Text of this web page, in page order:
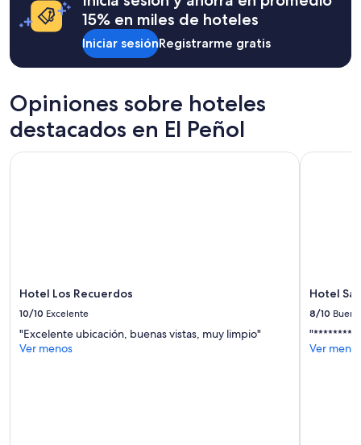
sujetos
Aplican
términos
15% en miles de hoteles
Iniciar sesiónRegistrarme gratis
Opiniones sobre hoteles
destacados en El Peñol
Hotel Los Recuerdos
10/10 Excelente
"Excelente ubicación, buenas vistas, muy limpio"
Ver menos
Hotel Los Recuerdos
Hotel
8/10 Bueno
Ver
Hotel